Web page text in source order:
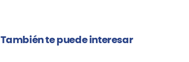
También te puede interesar